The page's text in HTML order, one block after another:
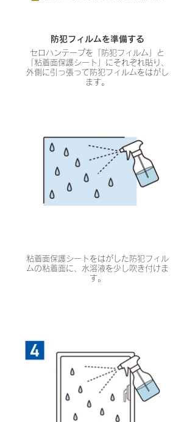
防犯フィルムを準備する
セロハンテープを「防犯フィルム」と
「粘着面保護シート」にそれぞれ貼り、
外側に引っ張って防犯フィルムをはがし
ます。
粘着面保護シートをはがした防犯フィル
ムの粘着面に、水溶液を少し吹き付けま
す。